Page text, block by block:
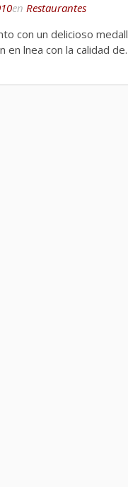
en Restaurantes
con un delicioso
en lnea con la calidad